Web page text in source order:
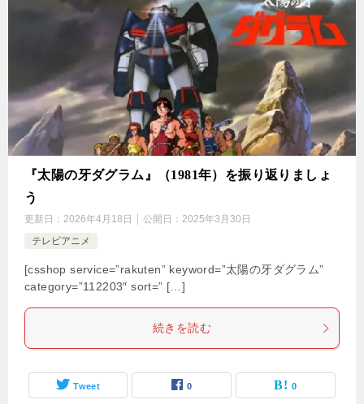
『太陽の牙ダグラム』（1981年）を振り返りましょ
う
更新日： 2026年4月18日 公開日： 2025年3月30日
テレビアニメ
[csshop service=”rakuten” keyword=”太陽の牙ダグラム”
category=”112203″ sort=” […]
続きを読む
Tweet 0 0